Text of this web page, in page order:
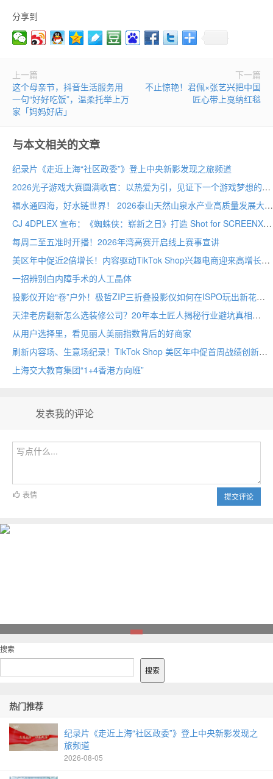
分享到
上一篇
这个母亲节，抖音生活服务用
一句“好好吃饭”，温柔托举上万
家「妈妈好店」
下一篇
不止惊艳！君佩×张艺兴把中国
匠心带上戛纳红毯
与本文相关的文章
纪录片《走近上海“社区政委”》登上中央新影发现之旅频道
2026光子游戏大赛圆满收官：以热爱为引，见证下一个游戏梦想的诞生
福水通四海，好水链世界！ 2026泰山天然山泉水产业高质量发展大会圆满举行
CJ 4DPLEX 宣布：《蜘蛛侠：崭新之日》打造 Shot for SCREENX 专属版本
每周二至五准时开播！2026年湾高赛开启线上赛事宣讲
美区年中促近2倍增长！内容驱动TikTok Shop兴趣电商迎来高增长
一招辨别白内障手术的人工晶体
投影仪开始“卷”户外！极哲ZIP三折叠投影仪如何在ISPO玩出新花样？
天津老房翻新怎么选装修公司？20年本土匠人揭秘行业避坑真相
从用户选择里，看见丽人美丽指数背后的好商家
刷新内容场、生意场纪录！TikTok Shop 美区年中促首周战绩创新高
上海交大教育集团“1+4香港方向班”
发表我的评论
提交评论
表情
搜索
搜索
热门推荐
纪录片《走近上海“社区政委”》登上中央新影发现之
旅频道
2026-08-05